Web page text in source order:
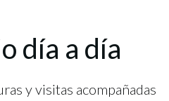
día a día
y visitas acompañadas